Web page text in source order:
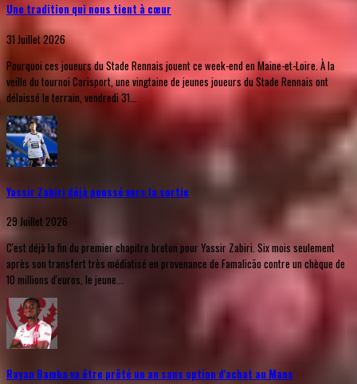
Une tradition qui nous tient à cœur
31 Juillet 2026
Pourquoi ces joueurs du Stade Rennais jouent ce week-end en Maine-et-Loire. À la
veille du tournoi Carisport, une vingtaine de jeunes joueurs du Stade Rennais ont
délaissé le terrain, vendredi 31...
Yassir Zabiri déjà poussé vers la sortie
29 Juillet 2026
C'est déjà la fin du premier chapitre breton pour Yassir Zabiri. Six mois seulement
après son transfert très médiatisé en provenance de Famalicão contre un chèque de
10 millions d'euros, le jeune...
Rayan Bamba va être prêté un an sans option d'achat au Mans